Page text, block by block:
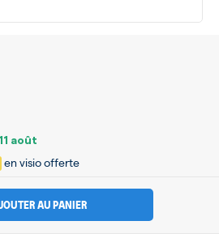
11 août
en visio offerte
AU PANIER